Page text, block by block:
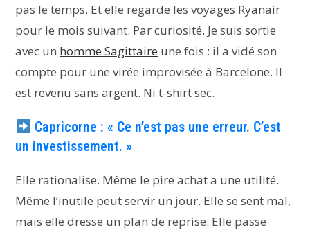
pas le temps. Et elle regarde les voyages Ryanair
pour le mois suivant. Par curiosité. Je suis sortie
avec un homme Sagittaire une fois : il a vidé son
compte pour une virée improvisée à Barcelone. Il
est revenu sans argent. Ni t-shirt sec.
Capricorne : « Ce n’est pas une erreur. C’est
un investissement. »
Elle rationalise. Même le pire achat a une utilité.
Même l’inutile peut servir un jour. Elle se sent mal,
mais elle dresse un plan de reprise. Elle passe